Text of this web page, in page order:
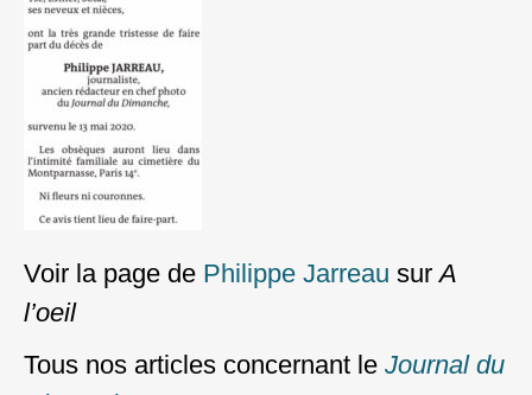
Voir la page de Philippe Jarreau surA
l’oeil
Tous nos articles concernant le Journal du